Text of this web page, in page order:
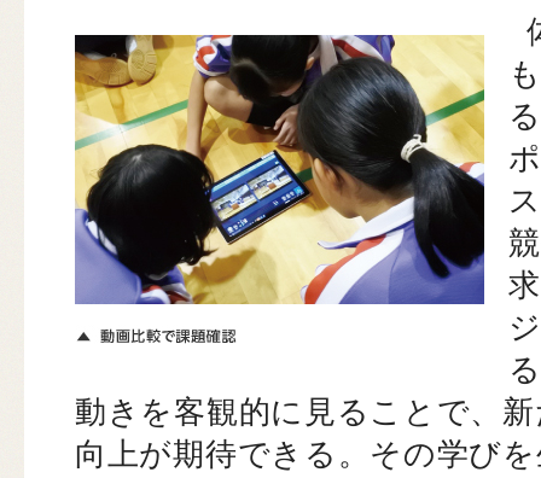
動きを客観的に見ることで、
向上が期待できる。その学び